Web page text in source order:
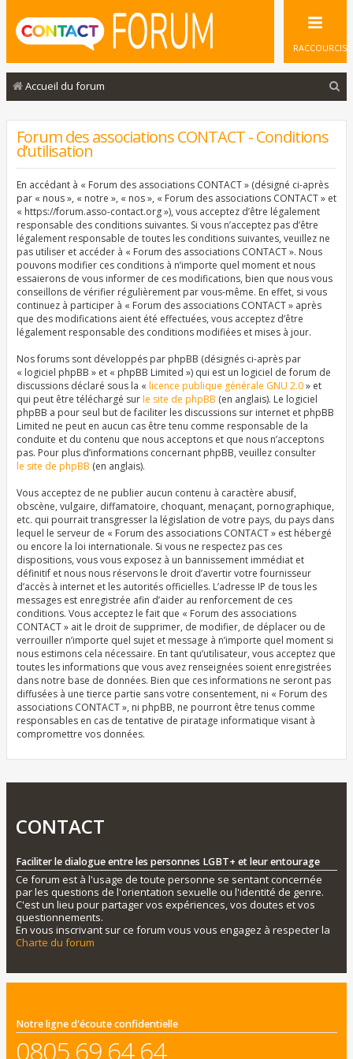
RACCOURCIS
Accueil du forum
Forum des associations CONTACT - Conditions
d’utilisation
En accédant à « Forum des associations CONTACT » (désigné ci-après
par « nous », « notre », « nos », « Forum des associations CONTACT » et
« https://forum.asso-contact.org »), vous acceptez d’être légalement
responsable des conditions suivantes. Si vous n’acceptez pas d’être
légalement responsable de toutes les conditions suivantes, veuillez ne
pas utiliser et accéder à « Forum des associations CONTACT ». Nous
pouvons modifier ces conditions à n’importe quel moment et nous
essaierons de vous informer de ces modifications, bien que nous vous
conseillons de vérifier régulièrement par vous-même. En effet, si vous
continuez à participer à « Forum des associations CONTACT » après
que des modifications aient été effectuées, vous acceptez d’être
légalement responsable des conditions modifiées et mises à jour.
Nos forums sont développés par phpBB (désignés ci-après par
« logiciel phpBB » et « phpBB Limited ») qui est un logiciel de forum de
discussions déclaré sous la « licence publique générale GNU 2.0» et
qui peut être téléchargé surle site de phpBB (en anglais). Le logiciel
phpBB a pour seul but de faciliter les discussions sur internet et phpBB
Limited ne peut en aucun cas être tenu comme responsable de la
conduite et du contenu que nous acceptons et que nous n’acceptons
pas. Pour plus d’informations concernant phpBB, veuillez consulter
le site de phpBB (en anglais).
Vous acceptez de ne publier aucun contenu à caractère abusif,
obscène, vulgaire, diffamatoire, choquant, menaçant, pornographique,
etc. qui pourrait transgresser la législation de votre pays, du pays dans
lequel le serveur de « Forum des associations CONTACT » est hébergé
ou encore la loi internationale. Si vous ne respectez pas ces
dispositions, vous vous exposez à un bannissement immédiat et
définitif et nous nous réservons le droit d’avertir votre fournisseur
d’accès à internet et les autorités officielles. L’adresse IP de tous les
messages est enregistrée afin d’aider au renforcement de ces
conditions. Vous acceptez le fait que « Forum des associations
CONTACT » ait le droit de supprimer, de modifier, de déplacer ou de
verrouiller n’importe quel sujet et message à n’importe quel moment si
nous estimons cela nécessaire. En tant qu’utilisateur, vous acceptez que
toutes les informations que vous avez renseignées soient enregistrées
dans notre base de données. Bien que ces informations ne seront pas
diffusées à une tierce partie sans votre consentement, ni « Forum des
associations CONTACT », ni phpBB, ne pourront être tenus comme
responsables en cas de tentative de piratage informatique visant à
compromettre vos données.
CONTACT
Faciliter le dialogue entre les personnes LGBT+ et leur entourage
Ce forum est à l'usage de toute personne se sentant concernée
par les questions de l'orientation sexuelle ou l'identité de genre.
C'est un lieu pour partager vos expériences, vos doutes et vos
questionnements.
En vous inscrivant sur ce forum vous vous engagez à respecter la
Charte du forum
Notre ligne d'écoute confidentielle
0805 69 64 64